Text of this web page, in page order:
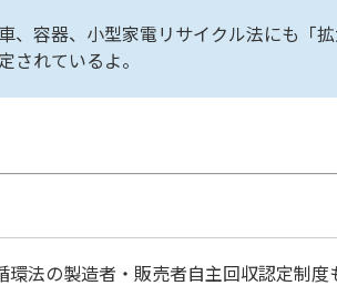
、容器、小型家電リサイクル法にも「
されているよ。
環法の製造者・販売者自主回収認定制度